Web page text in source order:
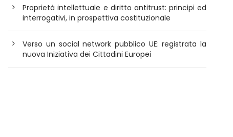
Proprietà intellettuale e diritto antitrust: principi ed
interrogativi, in prospettiva costituzionale
Verso un social network pubblico UE: registrata la
nuova Iniziativa dei Cittadini Europei